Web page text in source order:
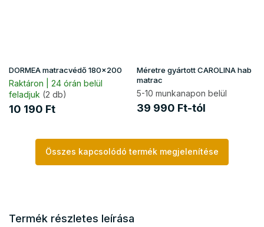
DORMEA matracvédő 180x200
Raktáron | 24 órán belül
feladjuk (2 db)
10 190 Ft
Méretre gyártott CAROLINA hab
matrac
5-10 munkanapon belül
39 990 Ft-tól
Összes kapcsolódó termék megjelenítése
Termék részletes leírása